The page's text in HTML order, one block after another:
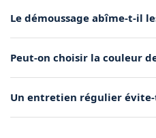
Le démoussage abîme-t-il
pression), il respecte
Peut-on choisir la couleur
couleur cohérente avec
Un entretien régulier